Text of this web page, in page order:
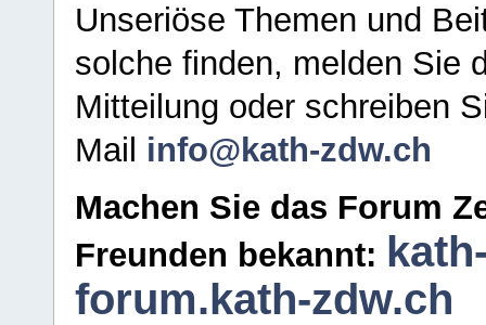
Unseriöse Themen und
solche finden, melden Sie
Mitteilung oder schreiben
Mail info@kath-zdw.ch
Machen Sie das Forum
Freunden bekannt:
forum.kath-zdw.ch